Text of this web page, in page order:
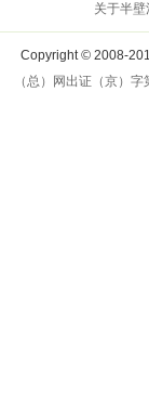
关于半壁
Copyright©2008-
（总）网出证（京）